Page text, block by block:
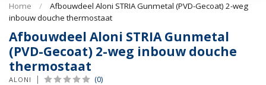
Home /
Afbouwdeel Aloni STRIA Gunmetal (PVD-Gecoat) 2-weg
inbouw douche thermostaat
Afbouwdeel Aloni STRIA Gunmetal
(PVD-Gecoat) 2-weg inbouw douche
thermostaat
ALONI (0)